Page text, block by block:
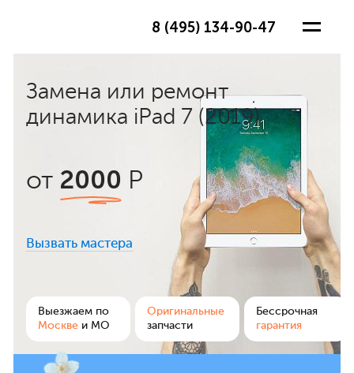
8 (495) 134-90-47
Замена или ремонт
динамика iPad 7 (2019)
от 2000 Р
Вызвать мастера
Выезжаем по
Москве и МО
Оригинальные
запчасти
Бессрочная
гарантия